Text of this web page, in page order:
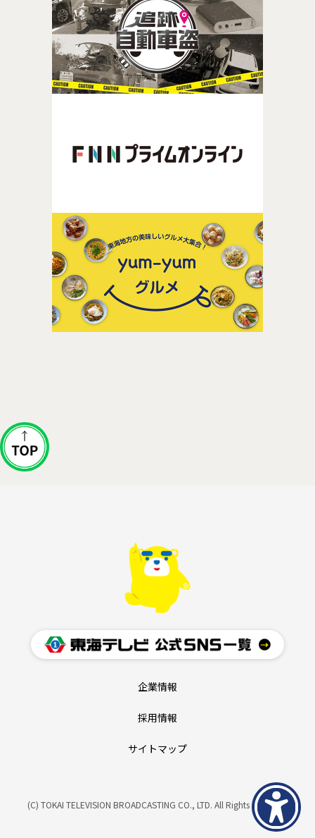
企業情報
採用情報
サイトマップ
(C) TOKAI TELEVISION BROADCASTING CO., LTD. All Rights Reserved.